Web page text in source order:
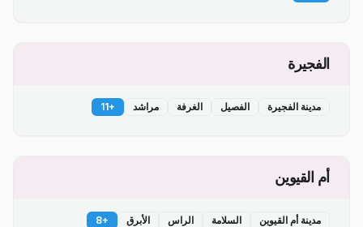
الفجيرة
مدينة الفجيرة الفصيل الغرفة مراشد +
11
أم القيوين
مدينة أم القيوين السلامة الراس الأبرق +
8